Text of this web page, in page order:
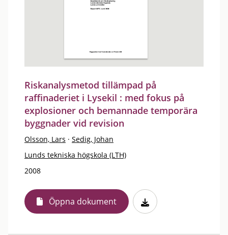
Riskanalysmetod tillämpad på
raffinaderiet i Lysekil : med fokus på
explosioner och bemannade temporära
byggnader vid revision
Olsson, Lars · Sedig, Johan
Lunds tekniska högskola (LTH)
2008
Öppna dokument